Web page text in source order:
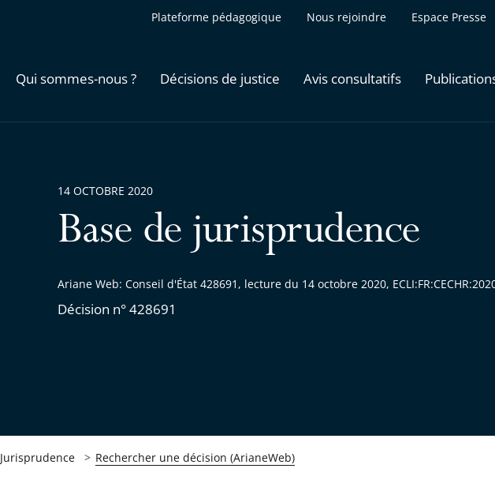
Plateforme pédagogique Nous rejoindre Espace Presse
Qui sommes-nous ? Décisions de justice Avis consultatifs
Base de jurisprudence
Ariane Web: Conseil d'État 428691, lecture du 14 octobre 2020,
Décision n° 428691
14 OCTOBRE 2020
Jurisprudence Rechercher une décision (ArianeWeb)